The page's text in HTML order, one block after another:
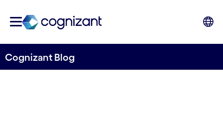
Cognizant Blog